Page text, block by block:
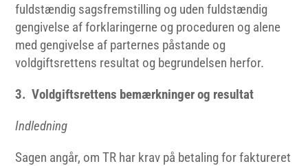
fuldstændig sagsfremstilling og uden fuldstændig
gengivelse af forklaringerne og proceduren og alene
med gengivelse af parternes påstande og
voldgiftsrettens resultat og begrundelsen herfor.
3. Voldgiftsrettens bemærkninger og resultat
Indledning
Sagen angår, om TR har krav på betaling for faktureret